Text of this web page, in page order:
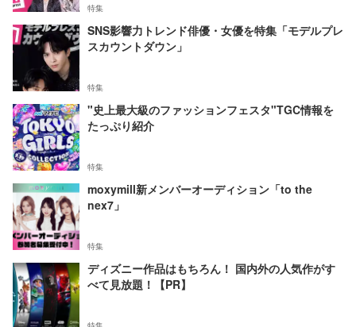
特集
SNS影響力トレンド俳優・女優を特集「モデルプレ
スカウントダウン」
特集
"史上最大級のファッションフェスタ"TGC情報を
たっぷり紹介
特集
moxymill新メンバーオーディション「to the
nex7」
特集
ディズニー作品はもちろん！ 国内外の人気作がす
べて見放題！【PR】